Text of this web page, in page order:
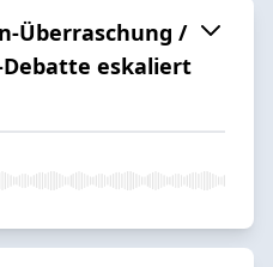
Überraschung /
eskaliert